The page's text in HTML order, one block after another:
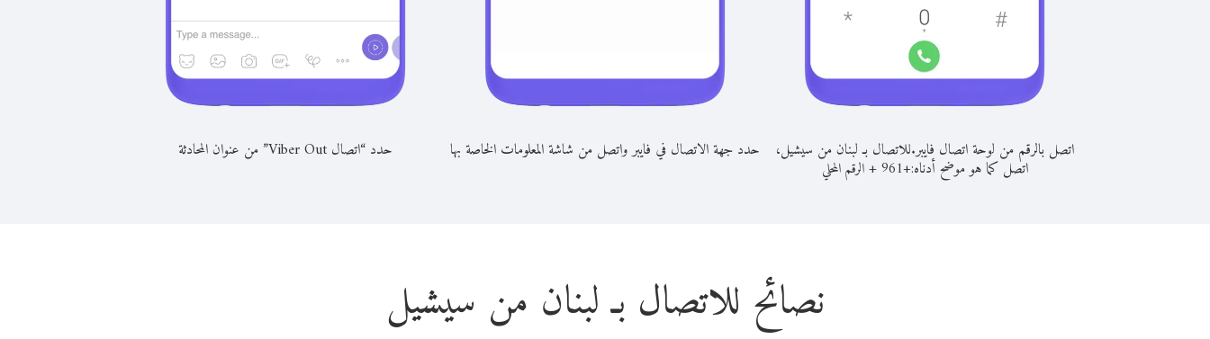
اتصل بالرقم من لوحة اتصال فايبر.للاتصال بـ لبنان من سيشيل،
اتصل كما هو موضح أدناه:+
961
+الرقم المحلي
حدد جهة الاتصال في فايبر واتصل من شاشة المعلومات الخاصة بها حدد “اتصال Viber Out” من عنوان المحادثة
نصائح للاتصال بـ لبنان من سيشيل